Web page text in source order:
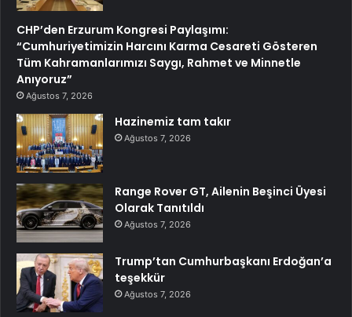
CHP’den Erzurum Kongresi Paylaşımı:
“Cumhuriyetimizin Harcını Karma Cesareti Gösteren
Tüm Kahramanlarımızı Saygı, Rahmet ve Minnetle
Anıyoruz”
Ağustos 7, 2026
Hazinemiz tam takır
Ağustos 7, 2026
Range Rover GT, Ailenin Beşinci Üyesi
Olarak Tanıtıldı
Ağustos 7, 2026
Trump’tan Cumhurbaşkanı Erdoğan’a
teşekkür
Ağustos 7, 2026